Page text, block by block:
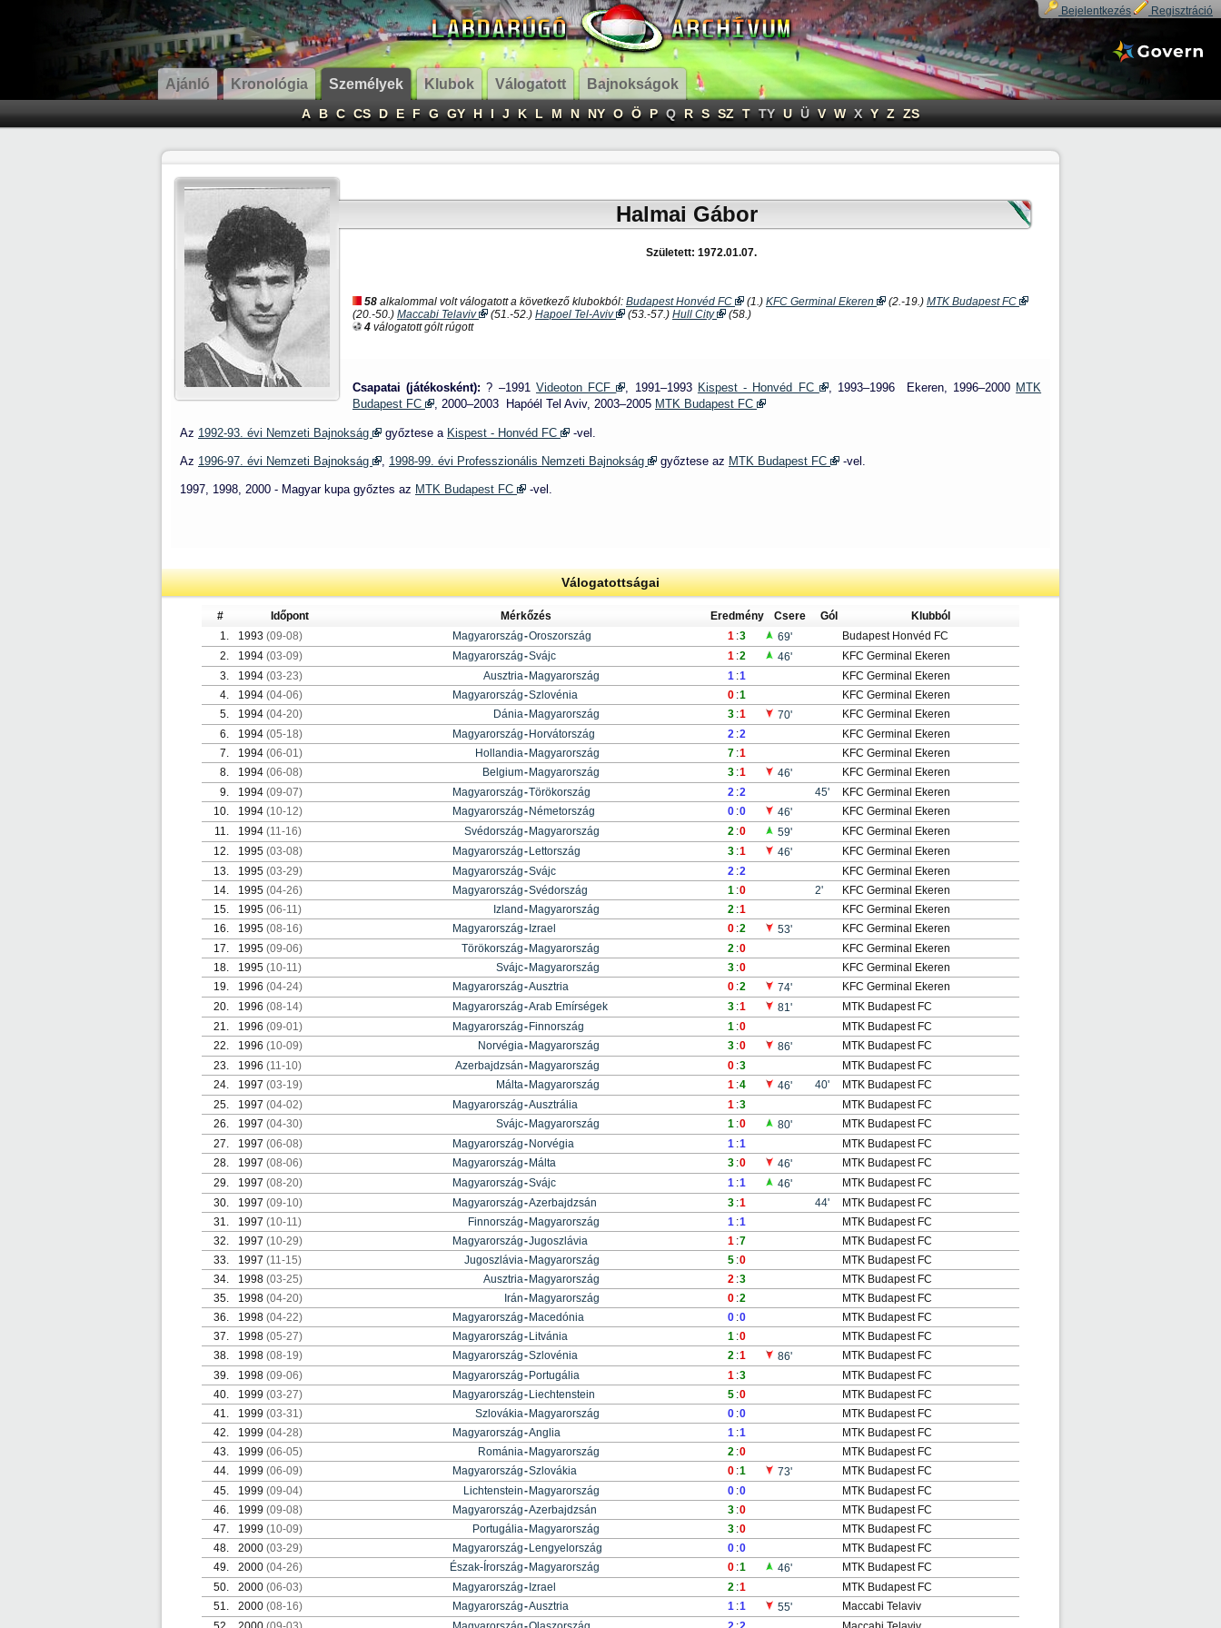
Bejelentkezés Regisztráció
Ajánló Kronológia Személyek Klubok Válogatott Bajnokságok
A B C CS D E F G GY H I J K L M N NY O Ö P Q R S SZ T TY U Ü V W X Y Z ZS
Halmai Gábor
Született: 1972.01.07.
58 alkalommal volt válogatott a következő klubokból: Budapest Honvéd FC (1.) KFC Germinal Ekeren (2.-19.) MTK Budapest FC
(20.-50.) Maccabi Telaviv (51.-52.) Hapoel Tel-Aviv (53.-57.) Hull City
(58.)
4 válogatott gólt rúgott
Csapatai (játékosként): ? –1991 Videoton FCF , 1991–1993 Kispest - Honvéd FC , 1993–1996 Ekeren, 1996–2000 MTK
Budapest FC
, 2000–2003 Hapóél Tel Aviv, 2003–2005 MTK Budapest FC
Az 1992-93. évi Nemzeti Bajnokság győztese a Kispest - Honvéd FC -vel.
Az 1996-97. évi Nemzeti Bajnokság 1998-99. évi Professzionális Nemzeti Bajnokság győztese az MTK Budapest FC -vel.
1997, 1998, 2000 - Magyar kupa győztes az MTK Budapest FC -vel.
Válogatottságai
# Időpont Mérkőzés Eredmény Csere Gól
Klubból
1.
1993 (09-08) Magyarország-Oroszország 1 :3 69'
Budapest Honvéd FC
2.
1994 (03-09) Magyarország-Svájc 1 :2 46'
KFC Germinal Ekeren
3.
1994 (03-23) Ausztria- Magyarország 1 :1
KFC Germinal Ekeren
4.
1994 (04-06) Magyarország-Szlovénia 0 :1
KFC Germinal Ekeren
5.
1994 (04-20) Dánia- Magyarország 3 :1 70'
KFC Germinal Ekeren
6.
1994 (05-18) Magyarország- Horvátország 2 :2
KFC Germinal Ekeren
7.
1994 (06-01) Hollandia- Magyarország 7 :1
KFC Germinal Ekeren
8.
1994 (06-08) Belgium- Magyarország 3 :1 46'
KFC Germinal Ekeren
9.
1994 (09-07) Magyarország-Törökország 2 :2 45'
KFC Germinal Ekeren
10.
1994 (10-12) Magyarország- Németország 0 :0 46'
KFC Germinal Ekeren
11.
1994 (11-16) Svédország- Magyarország 2 :0 59'
KFC Germinal Ekeren
12.
1995 (03-08) Magyarország- Lettország 3 :1 46'
KFC Germinal Ekeren
13.
1995 (03-29) Magyarország-Svájc 2 :2
KFC Germinal Ekeren
14.
1995 (04-26) Magyarország-Svédország 1 :0 2'
KFC Germinal Ekeren
15.
1995 (06-11) Izland - Magyarország 2 :1
KFC Germinal Ekeren
16.
1995 (08-16) Magyarország- Izrael 0 :2 53'
KFC Germinal Ekeren
17.
1995 (09-06) Törökország- Magyarország 2 :0
KFC Germinal Ekeren
18.
1995 (10-11) Svájc- Magyarország 3 :0
KFC Germinal Ekeren
19.
1996 (04-24) Magyarország-Ausztria 0 :2 74'
KFC Germinal Ekeren
20.
1996 (08-14) Magyarország-Arab Emírségek 3 :1 81'
MTK Budapest FC
21.
1996 (09-01) Magyarország- Finnország 1 :0
MTK Budapest FC
22.
1996 (10-09) Norvégia- Magyarország 3 :0 86'
MTK Budapest FC
23.
1996 (11-10) Azerbajdzsán- Magyarország 0 :3
MTK Budapest FC
24.
1997 (03-19) Málta- Magyarország 1 :4 46' 40'
MTK Budapest FC
25.
1997 (04-02) Magyarország-Ausztrália 1 :3
MTK Budapest FC
26.
1997 (04-30) Svájc- Magyarország 1 :0 80'
MTK Budapest FC
27.
1997 (06-08) Magyarország- Norvégia 1 :1
MTK Budapest FC
28.
1997 (08-06) Magyarország- Málta 3 :0 46'
MTK Budapest FC
29.
1997 (08-20) Magyarország-Svájc 1 :1 46'
MTK Budapest FC
30.
1997 (09-10) Magyarország-Azerbajdzsán 3 :1 44'
MTK Budapest FC
31.
1997 (10-11) Finnország- Magyarország 1 :1
MTK Budapest FC
32.
1997 (10-29) Magyarország-Jugoszlávia 1 :7
MTK Budapest FC
33.
1997 (11-15) Jugoszlávia- Magyarország 5 :0
MTK Budapest FC
34.
1998 (03-25) Ausztria- Magyarország 2 :3
MTK Budapest FC
35.
1998 (04-20) Irán- Magyarország 0 :2
MTK Budapest FC
36.
1998 (04-22) Magyarország- Macedónia 0 :0
MTK Budapest FC
37.
1998 (05-27) Magyarország- Litvánia 1 :0
MTK Budapest FC
38.
1998 (08-19) Magyarország-Szlovénia 2 :1 86'
MTK Budapest FC
39.
1998 (09-06) Magyarország- Portugália 1 :3
MTK Budapest FC
40.
1999 (03-27) Magyarország- Liechtenstein 5 :0
MTK Budapest FC
41.
1999 (03-31) Szlovákia- Magyarország 0 :0
MTK Budapest FC
42.
1999 (04-28) Magyarország-Anglia 1 :1
MTK Budapest FC
43.
1999 (06-05) Románia- Magyarország 2 :0
MTK Budapest FC
44.
1999 (06-09) Magyarország-Szlovákia 0 :1 73'
MTK Budapest FC
45.
1999 (09-04) Lichtenstein- Magyarország 0 :0
MTK Budapest FC
46.
1999 (09-08) Magyarország-Azerbajdzsán 3 :0
MTK Budapest FC
47.
1999 (10-09) Portugália- Magyarország 3 :0
MTK Budapest FC
48.
2000 (03-29) Magyarország- Lengyelország 0 :0
MTK Budapest FC
49.
2000 (04-26) Észak-Írország- Magyarország 0 :1 46'
MTK Budapest FC
50.
2000 (06-03) Magyarország- Izrael 2 :1
MTK Budapest FC
51.
2000 (08-16) Magyarország-Ausztria 1 :1 55'
Maccabi Telaviv